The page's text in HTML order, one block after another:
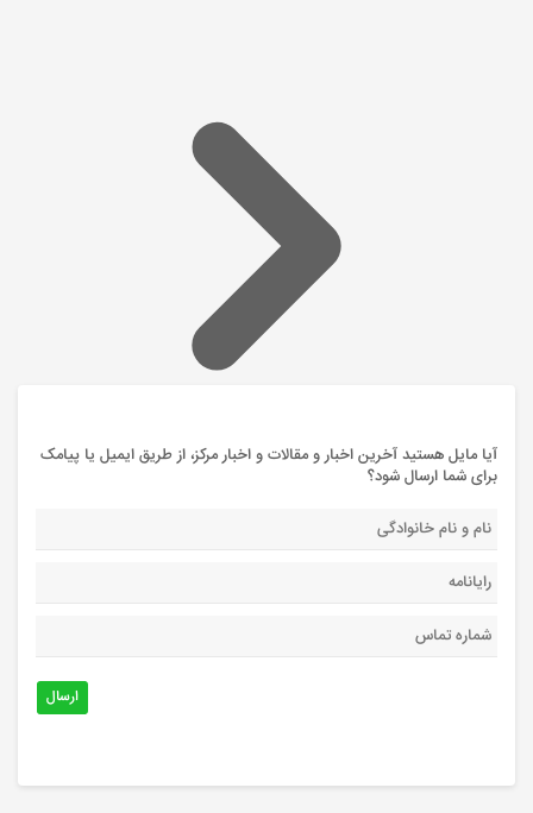
آیا مایل هستید آخرین اخبار و مقالات و اخبار مرکز، از طریق ایمیل یا پیامک
برای شما ارسال شود؟
ارسال